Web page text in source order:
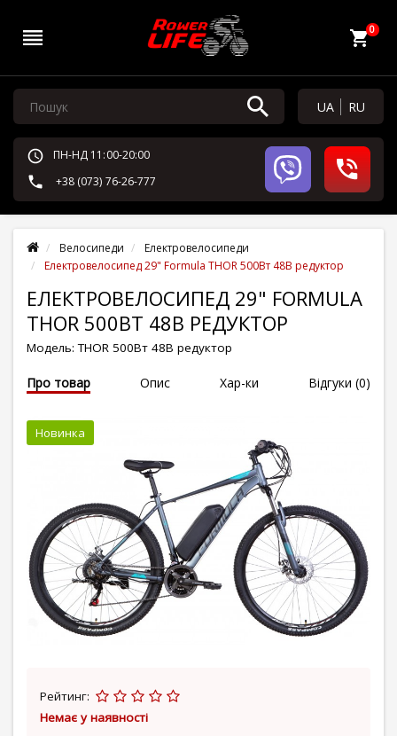
0
UA RU
ПН-НД 11:00-20:00
+38 (073) 76-26-777
Велосипеди
Електровелосипеди
Електровелосипед 29" Formula THOR 500Вт 48В редуктор
ЕЛЕКТРОВЕЛОСИПЕД 29" FORMULA
THOR 500ВТ 48В РЕДУКТОР
Модель:THOR 500Вт 48В редуктор
Про товар Опис Хар-ки Відгуки (0)
Новинка
Немає у наявності
Рейтинг: